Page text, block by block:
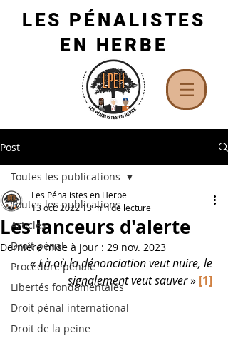
LES PÉNALISTES
EN HERBE
Post
Toutes les publications
Articles
Droit pénal
Procédure pénale
Libertés fondamentales
Droit pénal international
Droit de la peine
Toutes les publications
Les lanceurs d'alerte
Les Pénalistes en Herbe
13 oct. 202213 min de lecture
Dernière mise à jour : 29 nov. 2023
« Là où la dénonciation veut nuire, le
signalement veut sauver » [1]